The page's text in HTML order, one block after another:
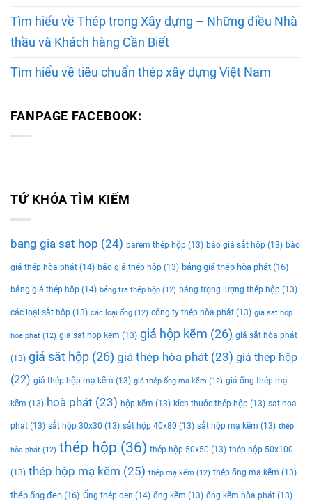
Tìm hiểu về Thép trong Xây dựng – Những điều Nhà
thầu và Khách hàng Cần Biết
Tìm hiểu về tiêu chuẩn thép xây dựng Việt Nam
FANPAGE FACEBOOK:
TỨ KHÓA TÌM KIẾM
bang gia sat hop (24) barem thép hộp (13) báo giá sắt hộp (13) báo
giá thép hòa phát (14) báo giá thép hộp (13) bảng giá thép hòa phát (16)
bảng giá thép hộp (14) bảng tra thép hộp (12) bảng trọng lượng thép hộp (13)
các loại sắt hộp (13) các loại ống (12) công ty thép hòa phát (13) gia sat hop
hoa phat (12) gia sat hop kem (13) giá hộp kẽm (26) giá sắt hòa phát
(13) giá sắt hộp (26) giá thép hòa phát (23) giá thép hộp
(22) giá thép hộp mạ kẽm (13) giá thép ống mạ kẽm (12) giá ống thép mạ
kẽm (13) hoà phát (23) hộp kẽm (13) kích thước thép hộp (13) sat hoa
phat (13) sắt hộp 30x30 (13) sắt hộp 40x80 (13) sắt hộp mạ kẽm (13) thép
hòa phát (12) thép hộp (36) thép hộp 50x50 (13) thép hộp 50x100
(13) thép hộp mạ kẽm (25) thép mạ kẽm (12) thép ống mạ kẽm (13)
thép ống đen (16) Ống thép đen (14) ống kẽm (13) ống kẽm hòa phát (13)